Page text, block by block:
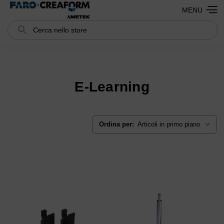
Cerca Search
MENU
E-Learning
Ordina per: